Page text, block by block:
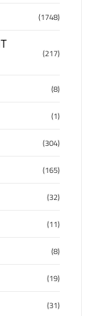
(1748)
(217)
(8)
(1)
(304)
(165)
(32)
(11)
(8)
(19)
(31)
FLARE